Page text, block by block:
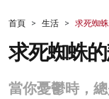
財經
生活
首頁 生活 求死蜘
求死蜘蛛
當你憂鬱時，